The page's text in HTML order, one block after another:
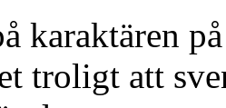
karaktären
troligt att